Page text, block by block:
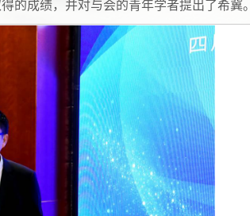
的成绩，并对与会的青年学者提出了希冀。